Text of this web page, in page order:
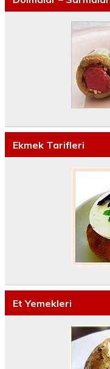
Ekmek Tarifleri
Et Yemekleri